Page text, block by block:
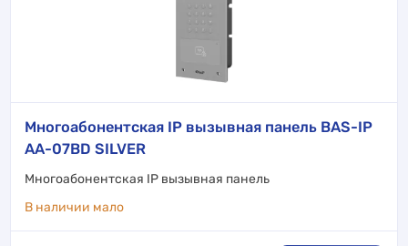
Многоабонентская IP вызывная панель BAS-IP
AA-07BD SILVER
Многоабонентская IP вызывная панель
В наличии мало